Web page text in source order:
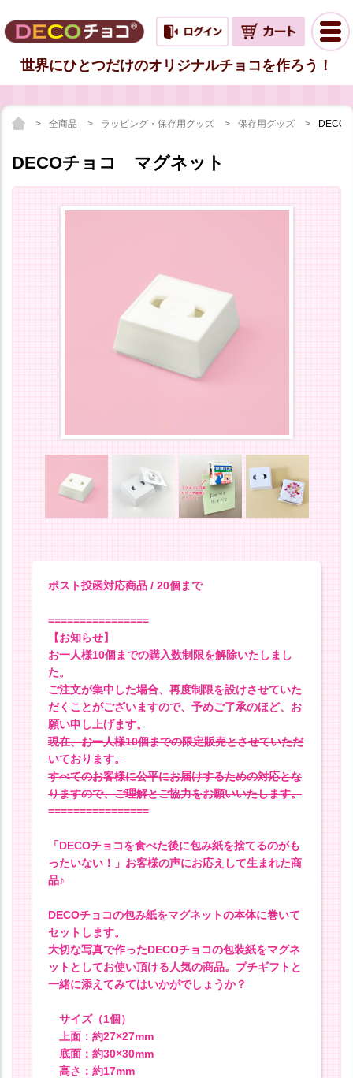
世界にひとつだけのオリジナルチョコを作ろう！
全商品 ラッピング・保存用グッズ 保存用グッズ DECO
DECOチョコ マグネット
ポスト投函対応商品 / 20個まで
================
【お知らせ】
お一人様10個までの購入数制限を解除いたしまし
た。
ご注文が集中した場合、再度制限を設けさせていた
だくことがございますので、予めご了承のほど、お
願い申し上げます。
現在、お一人様10個までの限定販売とさせていただ
いております。
すべてのお客様に公平にお届けするための対応とな
りますので、ご理解とご協力をお願いいたします。
================
「DECOチョコを食べた後に包み紙を捨てるのがも
ったいない！」お客様の声にお応えして生まれた商
品♪
DECOチョコの包み紙をマグネットの本体に巻いて
セットします。
大切な写真で作ったDECOチョコの包装紙をマグネ
ットとしてお使い頂ける人気の商品。プチギフトと
一緒に添えてみてはいかがでしょうか？
サイズ（1個）
上面：約27×27mm
底面：約30×30mm
高さ：約17mm